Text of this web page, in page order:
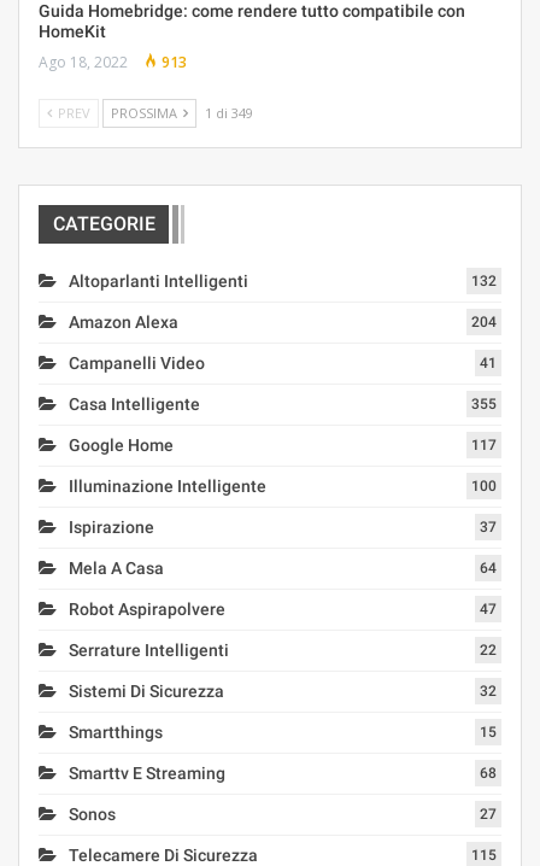
Guida Homebridge: come rendere tutto compatibile con
HomeKit
Ago 18, 2022 913
PREV PROSSIMA 1 di 349
CATEGORIE
Altoparlanti Intelligenti 132
Amazon Alexa 204
Campanelli Video 41
Casa Intelligente 355
Google Home 117
Illuminazione Intelligente 100
Ispirazione 37
Mela A Casa 64
Robot Aspirapolvere 47
Serrature Intelligenti 22
Sistemi Di Sicurezza 32
Smartthings 15
Smarttv E Streaming 68
Sonos 27
Telecamere Di Sicurezza 115